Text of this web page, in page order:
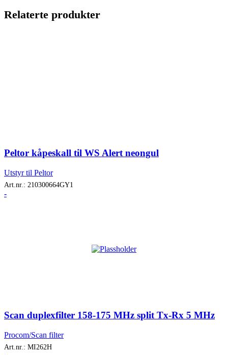
Relaterte produkter
Peltor kåpeskall til WS Alert neongul
Utstyr til Peltor
Art.nr.: 210300664GY1
-
Scan duplexfilter 158-175 MHz split Tx-Rx 5 MHz
Procom/Scan filter
Art.nr.: MI262H